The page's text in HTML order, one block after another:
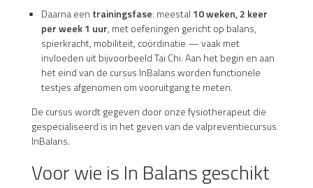
Daarna een trainingsfase: meestal 10 weken, 2 keer
per week 1 uur, met oefeningen gericht op balans,
spierkracht, mobiliteit, coördinatie — vaak met
invloeden uit bijvoorbeeld Tai Chi. Aan het begin en aan
het eind van de cursus InBalans worden functionele
testjes afgenomen om vooruitgang te meten.
De cursus wordt gegeven door onze fysiotherapeut die
gespecialiseerd is in het geven van de valpreventiecursus
InBalans.
Voor wie is In Balans geschikt